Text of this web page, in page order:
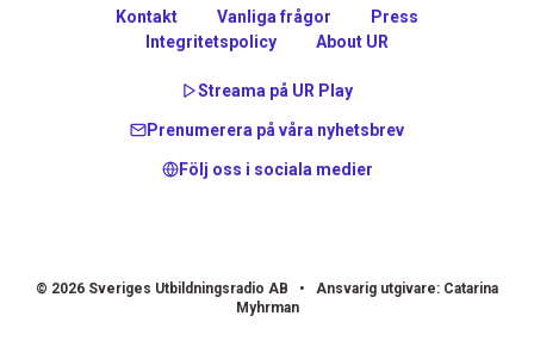
Kontakt Vanliga frågor
Press
Integritetspolicy
About UR
Streama på UR Play
Prenumerera på våra nyhetsbrev
Följ oss i sociala medier
© 2026 Sveriges Utbildningsradio AB • Ansvarig utgivare: Catarina
Myhrman